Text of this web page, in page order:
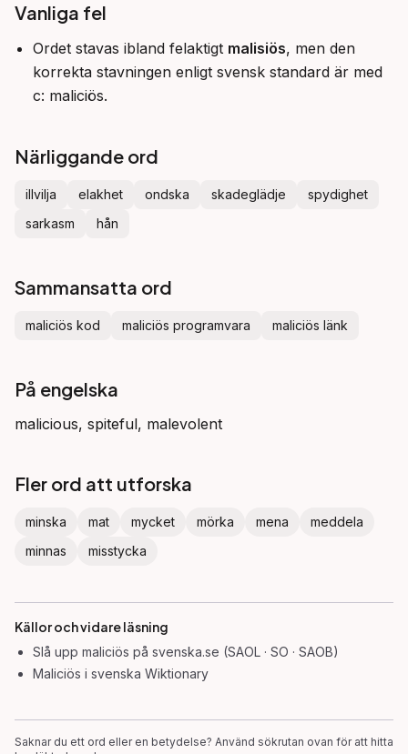
Vanliga fel
Ordet stavas ibland felaktigt malisiös, men den
korrekta stavningen enligt svensk standard är med
c: maliciös.
Närliggande ord
illvilja elakhet ondska skadeglädje
spydighet
sarkasm
hån
Sammansatta ord
maliciös kod maliciös programvara maliciös länk
På engelska
malicious, spiteful, malevolent
Fler ord att utforska
minska mat mycket mörka mena
meddela
minnas
misstycka
Källor och vidare läsning
Slå upp maliciös på svenska.se (SAOL · SO · SAOB)
Maliciös i svenska Wiktionary
Saknar du ett ord eller en betydelse? Använd sökrutan ovan för att hitta